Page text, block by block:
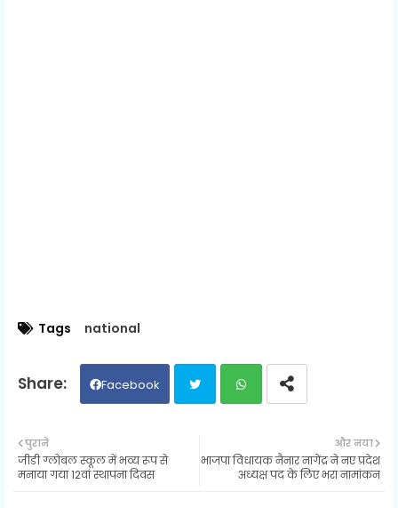
Tags national
Facebook
ter ats
और नया
भाजपा विधायक नैनार नागेंद्र ने नए प्रदेश
अध्यक्ष पद के लिए भरा नामांकन
पुराने
जीडी ग्लोबल स्कूल में भव्य रूप से
मनाया गया 12वां स्थापना दिवस